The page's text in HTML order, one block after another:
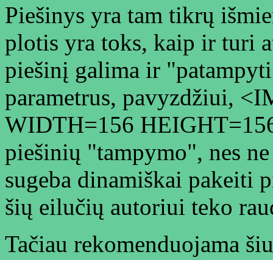
Piešinys yra tam tikrų
plotis yra toks, kaip ir turi
piešinį galima ir
parametrus, pavyzdžiui,
WIDTH=156
piešinių "tampymo", nes
sugeba dinamiškai pakeiti
šių eilučių autoriui teko
Tačiau rekomenduojama